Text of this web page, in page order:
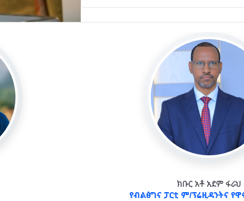
ክቡር አቶ አደም ፋራህ
የብልፅግና ፓርቲ ም/ፕሬዚዳንትና